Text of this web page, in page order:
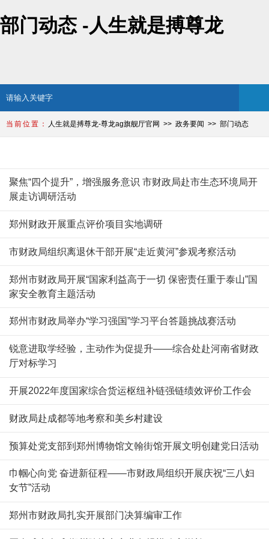
部门动态 -人生就是搏尊龙
人生就是搏尊龙-尊龙ag旗舰厅官网 政务要闻 部门动态
聚焦“四个提升”，增强服务意识 市财政局赴市生态环境局开
展走访调研活动
郑州财政开展重点评价项目实地调研
市财政局组织离退休干部开展“走近黄河”参观考察活动
郑州市财政局开展“国家利益高于一切 保密责任重于泰山”国
家安全教育主题活动
郑州市财政局举办“学习强国”学习平台答题挑战赛活动
锐意进取学经验，主动作为促提升——综合处赴河南省财政
厅对标学习
开展2022年度国家综合货运枢纽补链强链绩效评价工作会
财政局赴成都等地考察和美乡村建设
预算处党支部到郑州博物馆文翰街馆开展文明创建党日活动
巾帼心向党 奋进新征程——市财政局组织开展庆祝“三八妇
女节”活动
郑州市财政局扎实开展部门决算编审工作